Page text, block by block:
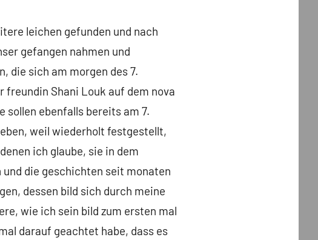
leichen gefunden und nach
gefangen nahmen und
die sich am morgen des 7.
freundin Shani Louk auf dem nova
sollen ebenfalls bereits am 7.
weil wiederholt festgestellt,
ich glaube, sie in dem
die geschichten seit monaten
dessen bild sich durch meine
wie ich sein bild zum ersten mal
darauf geachtet habe, dass es